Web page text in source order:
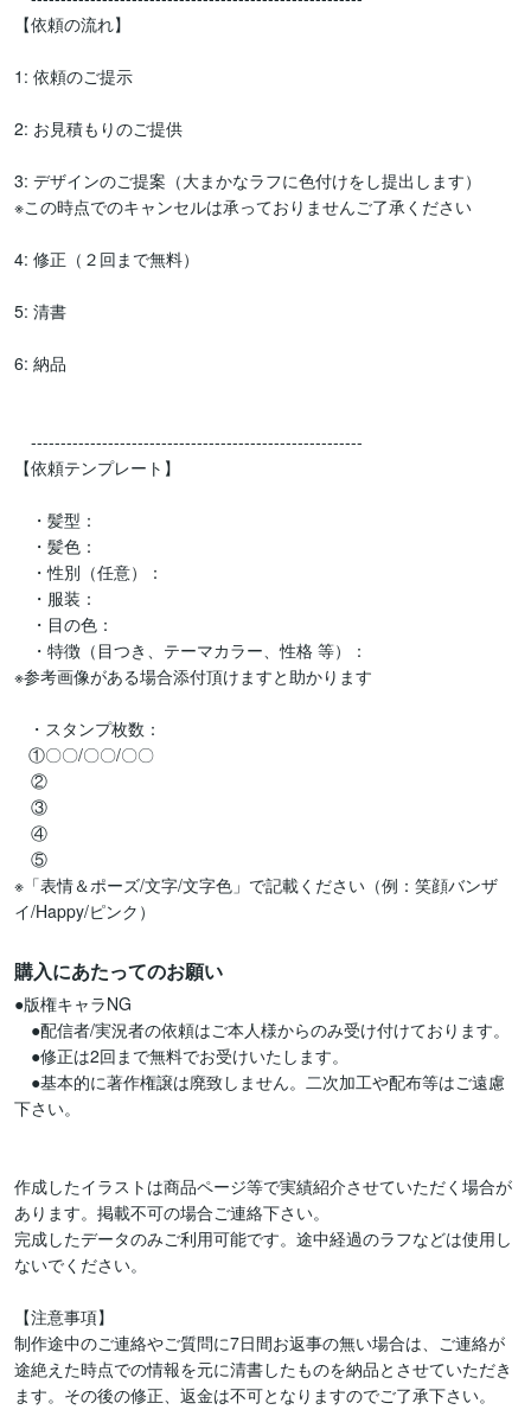
【依頼の流れ】
1: 依頼のご提示
2: お見積もりのご提供
3: デザインのご提案（大まかなラフに色付けをし提出します）
※この時点でのキャンセルは承っておりませんご了承ください
4: 修正（２回まで無料）
5: 清書
6: 納品
--------------------------------------------------------
【依頼テンプレート】
・髪型：
・髪色：
・性別（任意）：
・服装：
・目の色：
・特徴（目つき、テーマカラー、性格 等）：
※参考画像がある場合添付頂けますと助かります
②
③
④
⑤
※「表情＆ポーズ/文字/文字色」で記載ください（例：笑顔バンザ
購入にあたってのお願い
●版権キャラNG
●配信者/実況者の依頼はご本人様からのみ受け付けております。
●修正は2回まで無料でお受けいたします。
●基本的に著作権譲は廃致しません。二次加工や配布等はご遠慮
下さい。
作成したイラストは商品ページ等で実績紹介させていただく場合が
あります。掲載不可の場合ご連絡下さい。
完成したデータのみご利用可能です。途中経過のラフなどは使用し
ないでください。
【注意事項】
制作途中のご連絡やご質問に7日間お返事の無い場合は、ご連絡が
途絶えた時点での情報を元に清書したものを納品とさせていただき
ます。その後の修正、返金は不可となりますのでご了承下さい。